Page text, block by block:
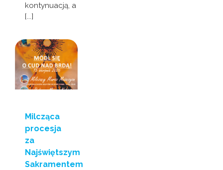
kontynuacją, a
[...]
Milcząca
procesja
za
Najświętszym
Sakramentem